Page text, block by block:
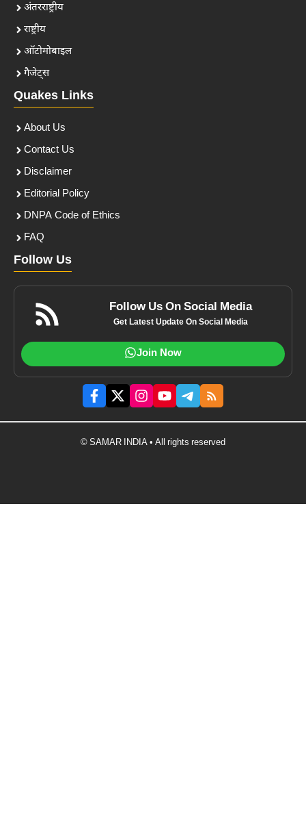
अंतरराष्ट्रीय
राष्ट्रीय
ऑटोमोबाइल
गैजेट्स
Quakes Links
About Us
Contact Us
Disclaimer
Editorial Policy
DNPA Code of Ethics
FAQ
Follow Us
Follow Us On Social Media
Get Latest Update On Social Media
Join Now
© SAMAR INDIA • All rights reserved